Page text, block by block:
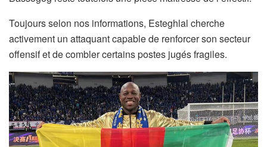
Toujours selon nos informations, Esteghlal cherche
activement un attaquant capable de renforcer son secteur
offensif et de combler certains postes jugés fragiles.